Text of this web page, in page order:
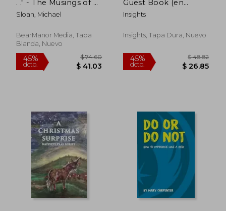
dcto. $ 48.88 dcto.
. ." - The Musings of a
Television Writer-
Producer (en Inglés)
Sloan, Michael
BearManor Media, Tapa
Blanda, Nuevo
Guest Book (en
Inglés)
Insights
Insights, Tapa Dura, Nuevo